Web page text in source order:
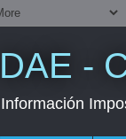
DAE -
Información